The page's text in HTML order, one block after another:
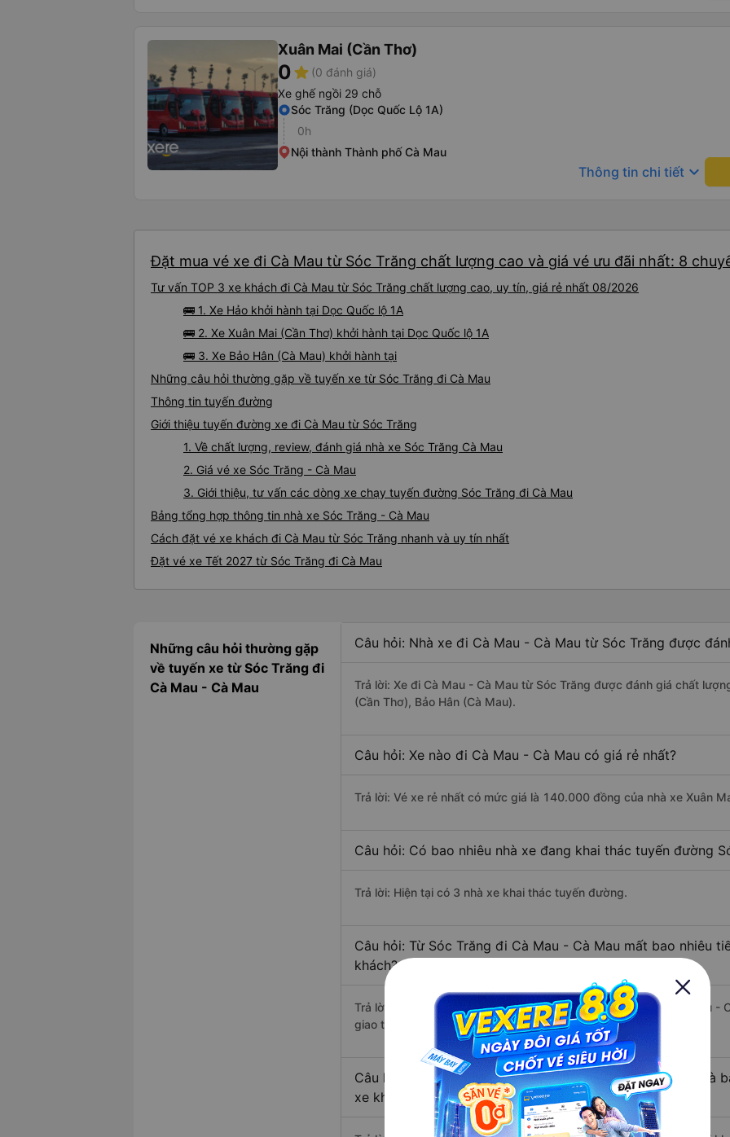
Xuân Mai (Cần Thơ)
0star (0 đánh giá)
Xe ghế ngồi 29 chỗ
Sóc Trăng (Dọc Quốc Lộ 1A)
0h
Nội thành Thành phố Cà Mau
Thông tin chi tiết keyboard_arrow_down
Đặt mua vé xe đi Cà Mau từ Sóc Trăng chất lượng cao và giá vé ưu đãi nhất: 8
Tư vấn TOP 3 xe khách đi Cà Mau từ Sóc Trăng chất lượng cao, uy tín, giá rẻ nhất 08/2026
🚌 1. Xe Hảo khởi hành tại Dọc Quốc lộ 1A
🚌 2. Xe Xuân Mai (Cần Thơ) khởi hành tại Dọc Quốc lộ 1A
🚌 3. Xe Bảo Hân (Cà Mau) khởi hành tại
Những câu hỏi thường gặp về tuyến xe từ Sóc Trăng đi Cà Mau
Thông tin tuyến đường
Giới thiệu tuyến đường xe đi Cà Mau từ Sóc Trăng
1. Về chất lượng, review, đánh giá nhà xe Sóc Trăng Cà Mau
2. Giá vé xe Sóc Trăng - Cà Mau
3. Giới thiệu, tư vấn các dòng xe chạy tuyến đường Sóc Trăng đi Cà Mau
Bảng tổng hợp thông tin nhà xe Sóc Trăng - Cà Mau
Cách đặt vé xe khách đi Cà Mau từ Sóc Trăng nhanh và uy tín nhất
Đặt vé xe Tết 2027 từ Sóc Trăng đi Cà Mau
Những câu hỏi thường gặp
về tuyến xe từ Sóc Trăng đi
Cà Mau - Cà Mau
Câu hỏi: Nhà xe đi Cà Mau - Cà Mau từ Sóc Trăng được
Trả lời: Xe đi Cà Mau - Cà Mau từ Sóc Trăng được đánh giá chất
(Cần Thơ), Bảo Hân (Cà Mau).
Câu hỏi: Xe nào đi Cà Mau - Cà Mau có giá rẻ nhất?
Trả lời: Vé xe rẻ nhất có mức giá là 140.000 đồng của nhà xe Xuân
Câu hỏi: Có bao nhiêu nhà xe đang khai thác tuyến đường
Trả lời: Hiện tại có 3 nhà xe khai thác tuyến đường.
Câu hỏi: Từ Sóc Trăng đi Cà Mau - Cà Mau mất bao nhiêu
khách?
Trả lời: Thời gian di chuyển bằng xe khách từ Sóc Trăng đi Cà Mau -
giao thông thuận lợi.
Câu hỏi: Khoảng cách từ Sóc Trăng đi Cà Mau - Cà Mau là
xe khách?